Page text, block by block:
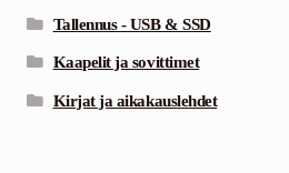
Tallennus - USB & SSD
Kaapelit ja sovittimet
Kirjat ja aikakauslehdet